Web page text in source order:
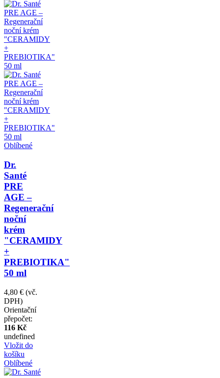
Oblíbené
Dr.
Santé
PRE
AGE –
Regenerační
noční
krém
"CERAMIDY
+
PREBIOTIKA"
50 ml
4,80 € (vč.
DPH)
Orientační
přepočet:
116 Kč
undefined
Vložit do
košíku
Oblíbené